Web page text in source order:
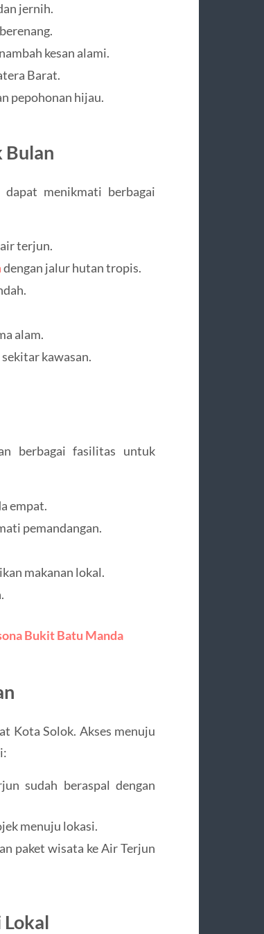
jernih.
kesan alami.
Barat.
pepohonan hijau.
Bulan
menikmati berbagai
terjun.
dengan jalur hutan tropis.
alam.
kawasan.
berbagai fasilitas untuk
empat.
pemandangan.
makanan lokal.
Bukit Batu Manda
Kota Solok. Akses menuju
sudah beraspal dengan
menuju lokasi.
paket wisata ke Air Terjun
Lokal